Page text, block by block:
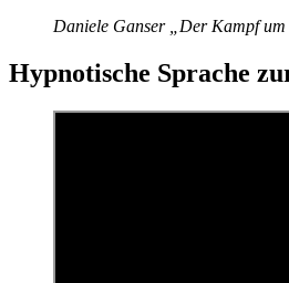
Daniele Ganser „Der Kampf um
Hypnotische Sprache